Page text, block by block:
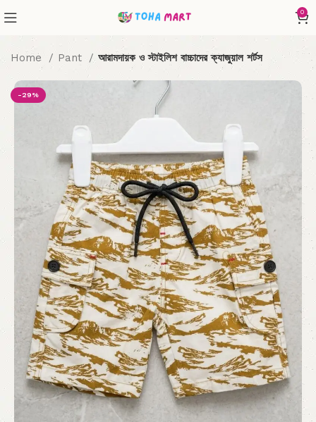
0
Home Pant আরামদায়ক ও স্টাইলিশ বাচ্চাদের ক্যাজুয়াল শর্টস
-29%